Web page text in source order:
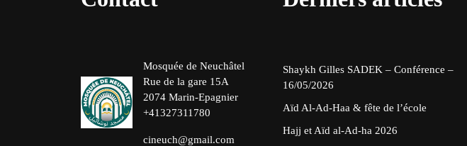
Mosquée de Neuchâtel
Rue de la gare 15A
2074 Marin-Epagnier
+41327311780
cineuch@gmail.com
Shaykh Gilles SADEK – Conférence –
16/05/2026
Aïd Al-Ad-Haa & fête de l’école
Hajj et Aïd al-Ad-ha 2026